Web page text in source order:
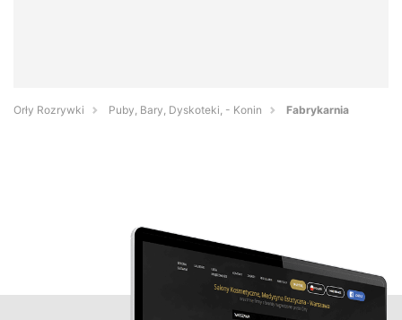
Orły Rozrywki Puby, Bary, Dyskoteki, - Konin Fabrykarnia